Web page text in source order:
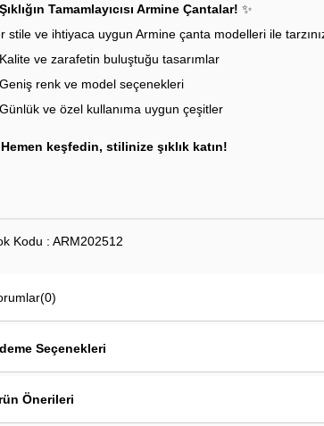
Şıklığın Tamamlayıcısı Armine Çantalar! ✨
stile ve ihtiyaca uygun Armine çanta modelleri ile
ve zarafetin buluştuğu tasarımlar
renk ve model seçenekleri
ve özel kullanıma uygun çeşitler
Hemen keşfedin, stilinize şıklık katın!
Kodu : ARM202512
(0)
Seçenekleri
Önerileri